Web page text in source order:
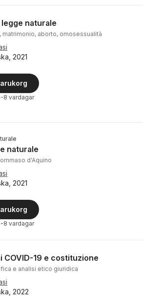
naturale
matrimonio, aborto, omosessualità
2021
8 vardagar
naturale
d'Aquino
2021
8 vardagar
COVID-19 e costituzione
e analisi etico giuridica
2022